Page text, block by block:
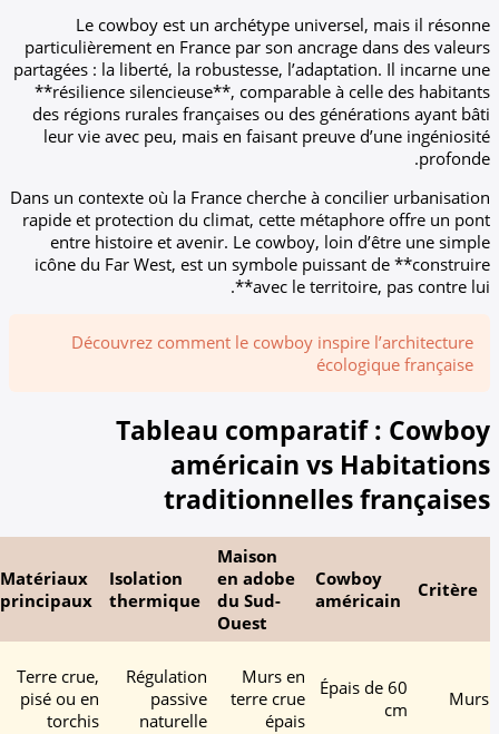
Le cowboy est un archétype
particulièrement en France par son
partagées : la liberté, la robustesse,
**résilience silencieuse**, comparable à
des régions rurales françaises ou des
leur vie avec peu, mais en faisant preuve
Dans un contexte où la France cherche à
rapide et protection du climat, cette
entre histoire et avenir. Le cowboy, loin
icône du Far West, est un symbole
avec le
Découvrez comment le cowboy
Tableau
américain vs
traditionnelles
en adobe
du Sud-
Isolation
thermique
Matériaux
principaux
Adaptation
au climat
Murs en
terre crue
épais
Régulation
passive
naturelle
Terre crue,
pisé ou en
torchis
thermique
passive,
rafraîchissement